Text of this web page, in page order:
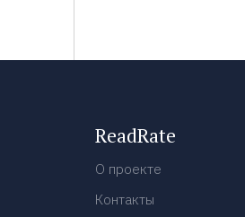
ReadRate
О проекте
Контакты